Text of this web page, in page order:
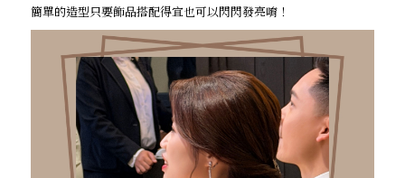
簡單的造型只要飾品搭配得宜也可以閃閃發亮唷！